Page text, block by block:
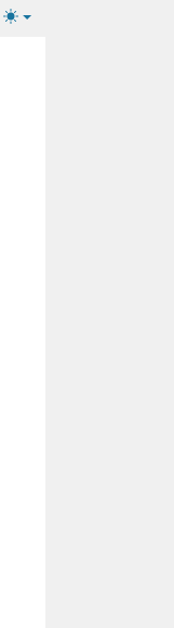
Lichte/donkere